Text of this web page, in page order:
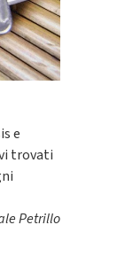
e
trovati
Petrillo